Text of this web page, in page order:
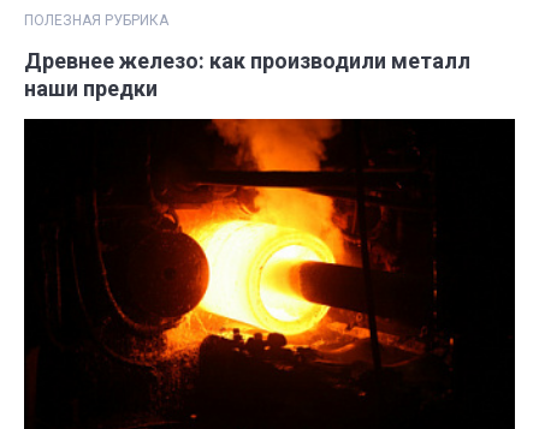
ПОЛЕЗНАЯ РУБРИКА
Древнее железо: как производили металл
наши предки